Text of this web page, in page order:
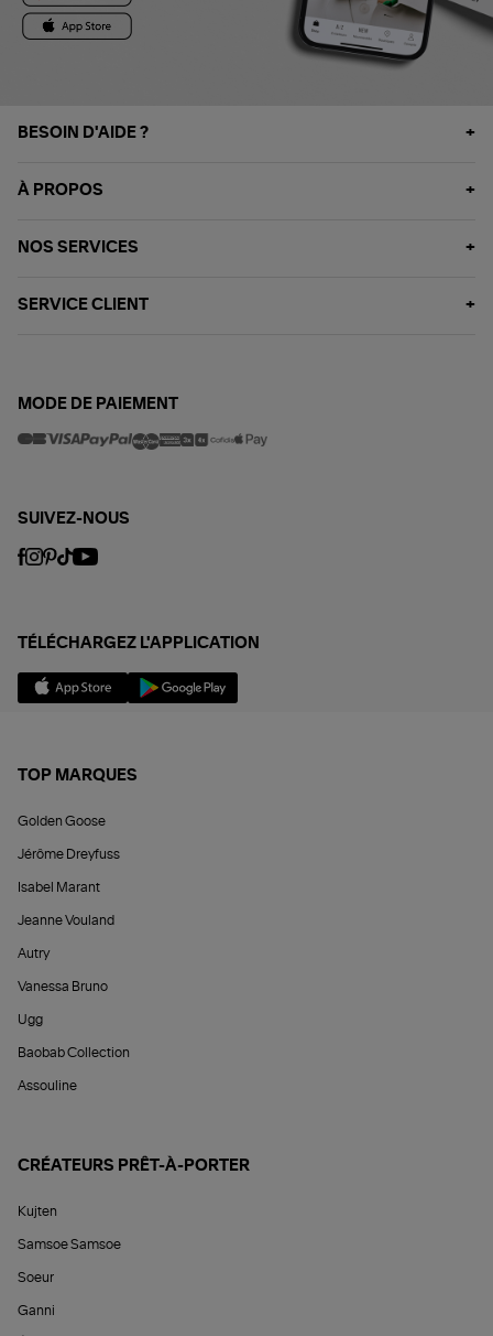
BESOIN D'AIDE ?
À PROPOS
NOS SERVICES
SERVICE CLIENT
MODE DE PAIEMENT
SUIVEZ-NOUS
TÉLÉCHARGEZ L'APPLICATION
TOP MARQUES
Golden Goose
Jérôme Dreyfuss
Isabel Marant
Jeanne Vouland
Autry
Vanessa Bruno
Ugg
Baobab Collection
Assouline
CRÉATEURS PRÊT-À-PORTER
Kujten
Samsoe Samsoe
Soeur
Ganni